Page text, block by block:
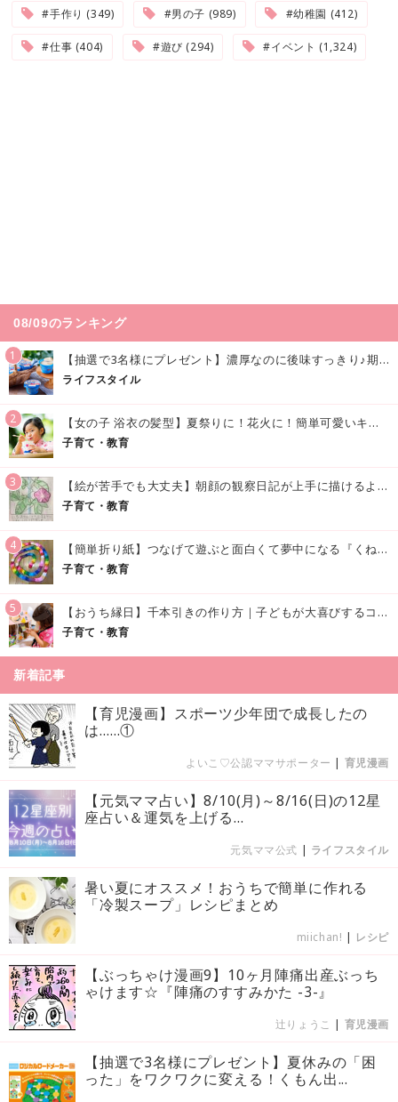
#手作り (349) #男の子 (989) #幼稚園 (412)
#仕事 (404) #遊び (294) #イベント (1,324)
08/09のランキング
1 【抽選で3名様にプレゼント】濃厚なのに後味すっきり♪期間限定の「メイトーのなめらかプリン カルピス®入りソース」で夏を味わおう！
ライフスタイル
2 【女の子 浴衣の髪型】夏祭りに！花火に！簡単可愛いキッズの浴衣ヘアアレンジまとめ
子育て・教育
3 【絵が苦手でも大丈夫】朝顔の観察日記が上手に描けるようになる方法｜イラスト付き
子育て・教育
4 【簡単折り紙】つなげて遊ぶと面白くて夢中になる『くねくねへびさんの作り方』
子育て・教育
5 【おうち縁日】千本引きの作り方｜子どもが大喜びするコツやアイデア♪
子育て・教育
新着記事
【育児漫画】スポーツ少年団で成長したの
は……①
よいこ♡公認ママサポーター | 育児漫画
【元気ママ占い】8/10(月)～8/16(日)の12星
座占い＆運気を上げる...
元気ママ公式 | ライフスタイル
暑い夏にオススメ！おうちで簡単に作れる
「冷製スープ」レシピまとめ
miichan! | レシピ
【ぶっちゃけ漫画9】10ヶ月陣痛出産ぶっち
ゃけます☆『陣痛のすすみかた -3-』
辻りょうこ | 育児漫画
【抽選で3名様にプレゼント】夏休みの「困
った」をワクワクに変える！くもん出...